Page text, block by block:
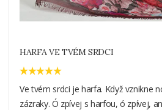
HARFA VE TVÉM SRDCI
Ve tvém srdci je harfa. Když vznikne
zázraky. Ó zpívej s harfou, ó zpívej,